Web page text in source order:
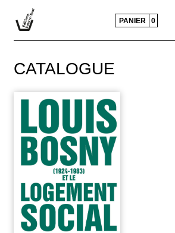
CATALOGUE
ACTUALITÉS
CONTACTS ET DIFFUSION
POLITIQUE ÉDITORIALE
PANIER 0
CATALOGUE